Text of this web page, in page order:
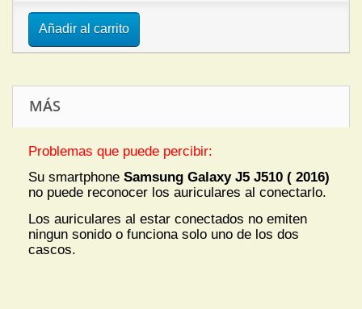
Añadir al carrito
MÁS
Problemas que puede percibir:
Su smartphone Samsung Galaxy J5 J510 ( 2016)
no puede reconocer los auriculares al conectarlo.
Los auriculares al estar conectados no emiten
ningun sonido o funciona solo uno de los dos
cascos.